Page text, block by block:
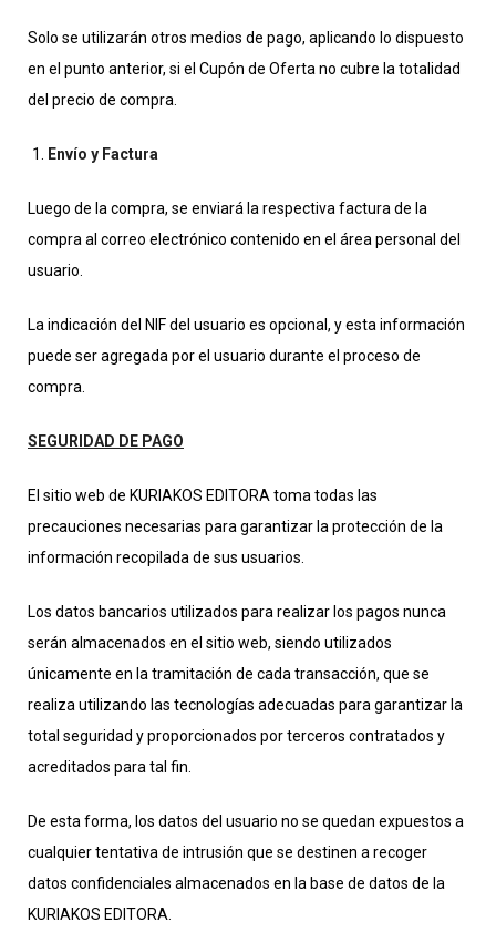
Solo se utilizarán otros medios de pago, aplicando lo dispuesto
en el punto anterior, si el Cupón de Oferta no cubre la totalidad
del precio de compra.
Envío y Factura
Luego de la compra, se enviará la respectiva factura de la
compra al correo electrónico contenido en el área personal del
usuario.
La indicación del NIF del usuario es opcional, y esta información
puede ser agregada por el usuario durante el proceso de
compra.
SEGURIDAD DE PAGO
El sitio web de KURIAKOS EDITORA toma todas las
precauciones necesarias para garantizar la protección de la
información recopilada de sus usuarios.
Los datos bancarios utilizados para realizar los pagos nunca
serán almacenados en el sitio web, siendo utilizados
únicamente en la tramitación de cada transacción, que se
realiza utilizando las tecnologías adecuadas para garantizar la
total seguridad y proporcionados por terceros contratados y
acreditados para tal fin.
De esta forma, los datos del usuario no se quedan expuestos a
cualquier tentativa de intrusión que se destinen a recoger
datos confidenciales almacenados en la base de datos de la
KURIAKOS EDITORA.